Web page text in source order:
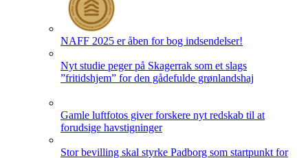
NAFF 2025 er åben for bog indsendelser!
Nyt studie peger på Skagerrak som et slags
”fritidshjem” for den gådefulde grønlandshaj
Gamle luftfotos giver forskere nyt redskab til at
forudsige havstigninger
Stor bevilling skal styrke Padborg som startpunkt for